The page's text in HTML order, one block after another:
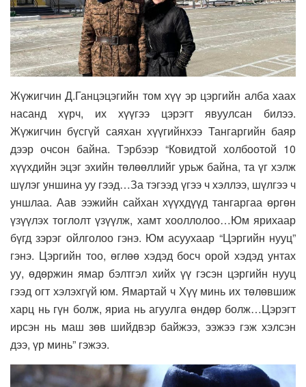
Жүжигчин Д.Ганцэцэгийн том хүү эр цэргийн алба хаах
насанд хүрч, их хүүгээ цэрэгт явуулсан билээ.
Жүжигчин бүсгүй саяхан хүүгийнхээ Тангаргийн баяр
дээр очсон байна. Тэрбээр “Ковидтой холбоотой 10
хүүхдийн эцэг эхийн төлөөллийг урьж байна, та үг хэлж
шүлэг уншина уу гээд…За тэгээд үгээ ч хэллээ, шүлгээ ч
уншлаа. Аав ээжийн сайхан хүүхдүүд тангаргаа өргөн
үзүүлэх тоглолт үзүүлж, хамт хооллолоо…Юм ярихаар
бүгд зэрэг ойлголоо гэнэ. Юм асуухаар “Цэргийн нууц”
гэнэ. Цэргийн тоо, өглөө хэдэд босч орой хэдэд унтах
уу, өдөржин ямар бэлтгэл хийх үү гэсэн цэргийн нууц
гээд огт хэлэхгүй юм. Ямартай ч Хүү минь их төлөвшиж
харц нь гүн болж, яриа нь агуулга өндөр болж…Цэрэгт
ирсэн нь маш зөв шийдвэр байжээ, ээжээ гэж хэлсэн
дээ, үр минь” гэжээ.